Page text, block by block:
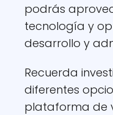
podrás
tecnología y
desarrollo y
Recuerda
diferentes
plataforma de